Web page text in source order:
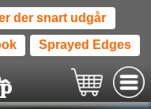
der snart udgår
Sprayed Edges